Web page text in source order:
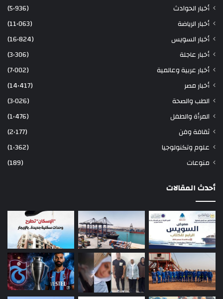
أخبار الحوادث
(5٬936)
أخبار الرياضة
(11٬063)
أخبار السويس
(16٬824)
أخبار عاجلة
(3٬306)
أخبار عربية وعالمية
(7٬002)
أخبار مصر
(14٬417)
الطب والصحة
(3٬026)
المرأة والطفل
(1٬476)
ثقافة وفن
(2٬177)
علوم وتكنولوجيا
(1٬362)
منوعات
(189)
أحدث المقالات